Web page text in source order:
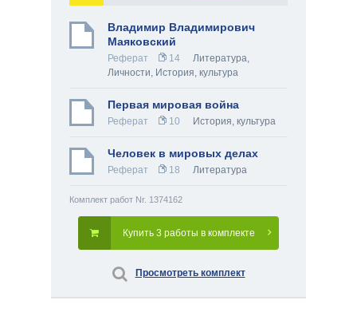
Владимир Владимирович
Маяковский
Реферат 14 Литература,
Личности, История, культура
Первая мировая война
Реферат 10 История, культура
Человек в мировых делах
Реферат 18 Литература
Комплект работ Nr. 1374162
Купить 3 работы в комплекте
Просмотреть комплект